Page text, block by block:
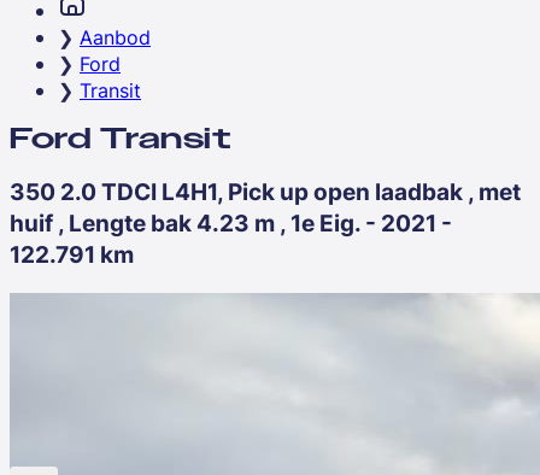
Aanbod
Ford
Transit
Ford Transit
350 2.0 TDCI L4H1, Pick up open laadbak , met
huif , Lengte bak 4.23 m , 1e Eig. - 2021 -
122.791 km